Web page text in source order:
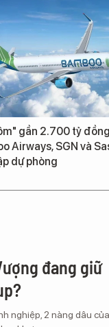
gần 2.700 tỷ
Airways, SGN và
dự phòng
đang giữ
nghiệp, 2 nàng dâu của